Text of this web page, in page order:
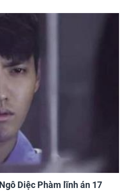
Diệc Phàm lĩnh án 17